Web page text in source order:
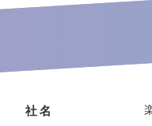
社名